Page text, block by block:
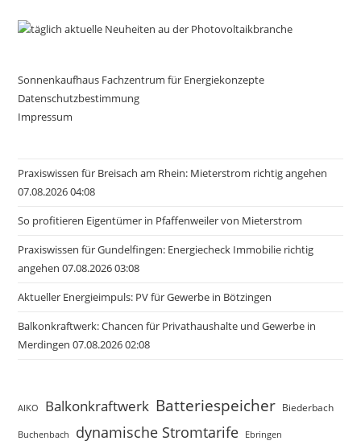
Sonnenkaufhaus Fachzentrum für Energiekonzepte
Datenschutzbestimmung
Impressum
Praxiswissen für Breisach am Rhein: Mieterstrom richtig angehen
07.08.2026 04:08
So profitieren Eigentümer in Pfaffenweiler von Mieterstrom
Praxiswissen für Gundelfingen: Energiecheck Immobilie richtig
angehen 07.08.2026 03:08
Aktueller Energieimpuls: PV für Gewerbe in Bötzingen
Balkonkraftwerk: Chancen für Privathaushalte und Gewerbe in
Merdingen 07.08.2026 02:08
AIKO Balkonkraftwerk Batteriespeicher Biederbach
Buchenbach dynamische Stromtarife Ebringen